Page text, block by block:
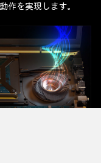
作を実現します。